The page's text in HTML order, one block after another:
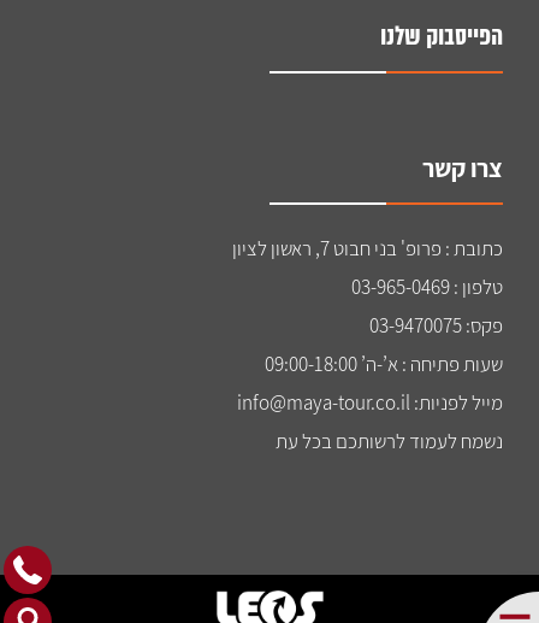
הפייסבוק שלנו
צרו קשר
כתובת : פרופ' בני חבוט 7, ראשון לציון
טלפון : 03-965-0469
פקס: 03-9470075
שעות פתיחה : א’-ה’ 09:00-18:00
מייל לפניות: info@maya-tour.co.il
נשמח לעמוד לרשותכם בכל עת